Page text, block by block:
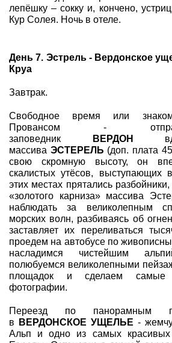
лепёшку – сокку и, кончено,
Кур Солея. Ночь в отеле.
День 7. Эстрель - Вердонское
Круа
Завтрак.
Свободное время или
Провансом -
заповедник
ВЕРДОН
массива ЭСТЕРЕЛЬ (доп. плата
свою скромную высоту, он
скалистых утёсов, выступающих
этих местах прятались
«золотого карниза» массива
наблюдать за великолепным
морских волн, разбиваясь об
заставляет их переливаться
проедем на автобусе по
насладимся чистейшим
полюбуемся великолепными
площадок и сделаем самые
фотографии.
Переезд по панорамным
в
ВЕРДОНСКОЕ УЩЕЛЬЕ -
Альп и одно из самых красивых